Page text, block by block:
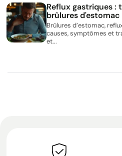
Reflux gastriques :
brûlures d'estomac
Brûlures d’estomac,
causes, symptômes et
et...